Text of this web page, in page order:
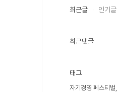
최근글 인기글
최근댓글
태그
자기경영 페스티벌